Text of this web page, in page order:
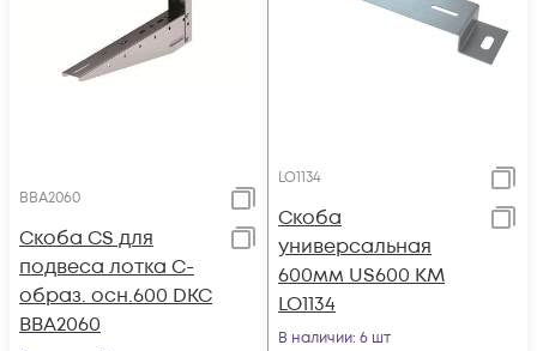
BBA2060
Скоба CS для
подвеса лотка С-
образ. осн.600 DKC
BBA2060
LO1134
Скоба
универсальная
600мм US600 КМ
LO1134
В наличии: 6 шт